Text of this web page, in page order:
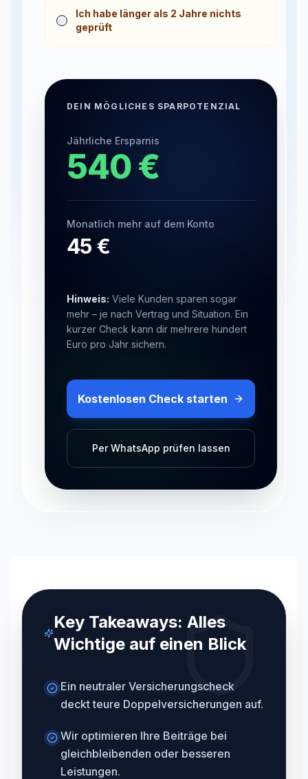
Ich habe länger als 2 Jahre nichts
geprüft
DEIN MÖGLICHES SPARPOTENZIAL
Jährliche Ersparnis
540€
Monatlich mehr auf dem Konto
45 €
Hinweis: Viele Kunden sparen sogar
mehr – je nach Vertrag und Situation. Ein
kurzer Check kann dir mehrere hundert
Euro pro Jahr sichern.
Kostenlosen Check starten
Per WhatsApp prüfen lassen
Key Takeaways: Alles
Wichtige auf einen Blick
Ein neutraler Versicherungscheck
deckt teure Doppelversicherungen auf.
Wir optimieren Ihre Beiträge bei
gleichbleibenden oder besseren
Leistungen.